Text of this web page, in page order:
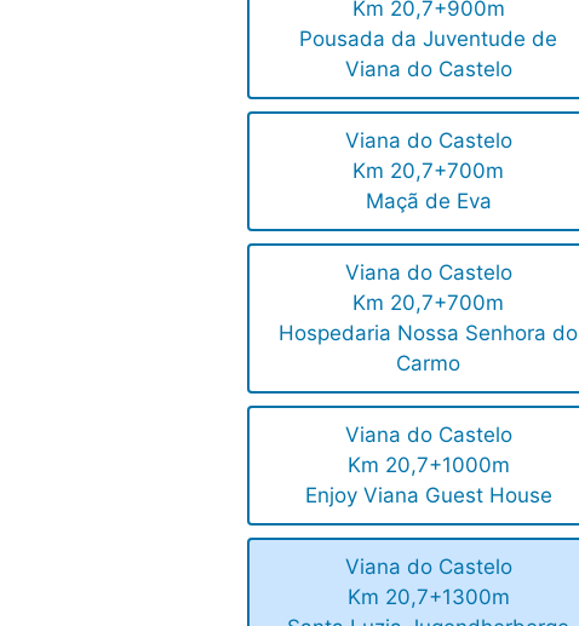
Km 20,7+900m
Pousada da Juventude de
Viana do Castelo
Viana do Castelo
Km 20,7+700m
Maçã de Eva
Viana do Castelo
Km 20,7+700m
Hospedaria Nossa Senhora do
Carmo
Viana do Castelo
Km 20,7+1000m
Enjoy Viana Guest House
Viana do Castelo
Km 20,7+1300m